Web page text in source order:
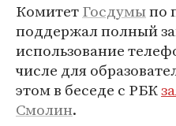
КомитетГосдумыпо
поддержал полный
использование
числе для
этом в беседе с РБК
Смолин.